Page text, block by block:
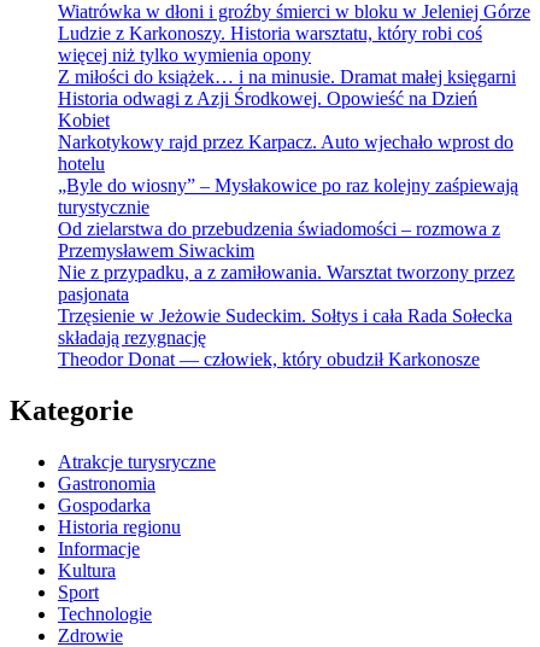
Wiatrówka w dłoni i groźby śmierci w bloku w Jeleniej Górze
Ludzie z Karkonoszy. Historia warsztatu, który robi coś
więcej niż tylko wymienia opony
Z miłości do książek… i na minusie. Dramat małej księgarni
Historia odwagi z Azji Środkowej. Opowieść na Dzień
Kobiet
Narkotykowy rajd przez Karpacz. Auto wjechało wprost do
hotelu
„Byle do wiosny” – Mysłakowice po raz kolejny zaśpiewają
turystycznie
Od zielarstwa do przebudzenia świadomości – rozmowa z
Przemysławem Siwackim
Nie z przypadku, a z zamiłowania. Warsztat tworzony przez
pasjonata
Trzęsienie w Jeżowie Sudeckim. Sołtys i cała Rada Sołecka
składają rezygnację
Theodor Donat — człowiek, który obudził Karkonosze
Kategorie
Atrakcje turysryczne
Gastronomia
Gospodarka
Historia regionu
Informacje
Kultura
Sport
Technologie
Zdrowie